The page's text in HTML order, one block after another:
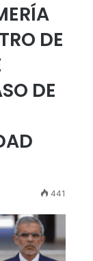
DE
DE
441